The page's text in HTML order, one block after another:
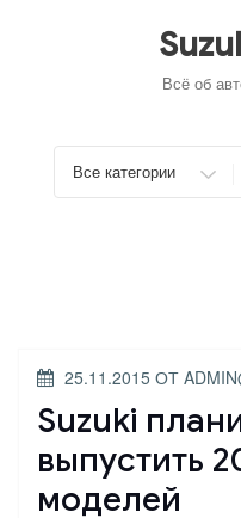
Всё об
Искать
ОПУБЛИКОВАНО
25.11.2015 ОТ
Suzuki
выпустить
моделей